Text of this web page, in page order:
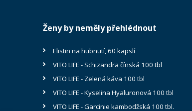
Ženy by neměly přehlédnout
Elistin na hubnutí, 60 kapslí
VITO LIFE - Schizandra čínská 100 tbl
VITO LIFE - Zelená káva 100 tbl
VITO LIFE - Kyselina Hyaluronová 100 tbl
VITO LIFE - Garcinie kambodžská 100 tbl.